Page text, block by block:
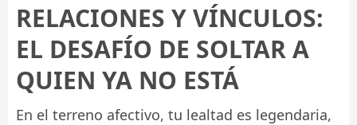
RELACIONES Y VÍNCULOS:
EL DESAFÍO DE SOLTAR A
QUIEN YA NO ESTÁ
En el terreno afectivo, tu lealtad es legendaria,